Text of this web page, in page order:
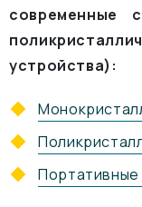
современные
устройства):
Портативные